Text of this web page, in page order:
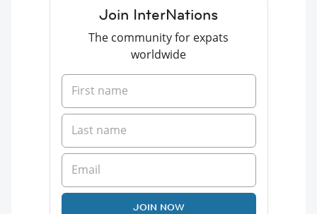
Join InterNations
The community for expats
worldwide
JOIN NOW